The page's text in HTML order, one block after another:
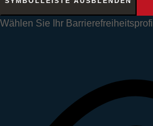
Wählen Sie Ihr Barrierefreiheitsprofil